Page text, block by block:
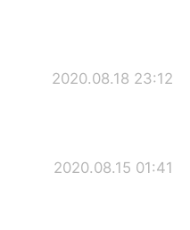
2020.08.18 23:12
2020.08.15 01:41